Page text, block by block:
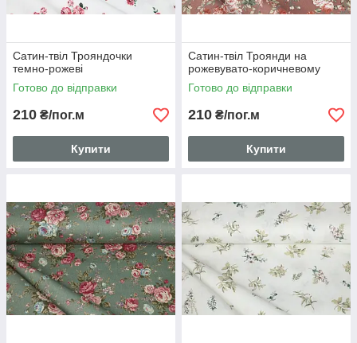
Сатин-твіл Трояндочки
темно-рожеві
Готово до відправки
210 ₴/пог.м
Купити
Сатин-твіл Троянди на
рожевувато-коричневому
Готово до відправки
210 ₴/пог.м
Купити